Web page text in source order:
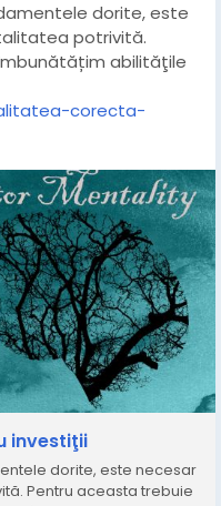
dorite, este
potrivită.
abilităţile
corecta-
investiţii
dorite, este necesar
Pentru aceasta trebuie